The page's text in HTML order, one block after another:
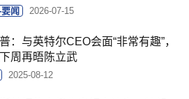
闻 2026-07-15
：与英特尔CEO会面“非常有趣”，
周再晤陈立武
2025-08-12